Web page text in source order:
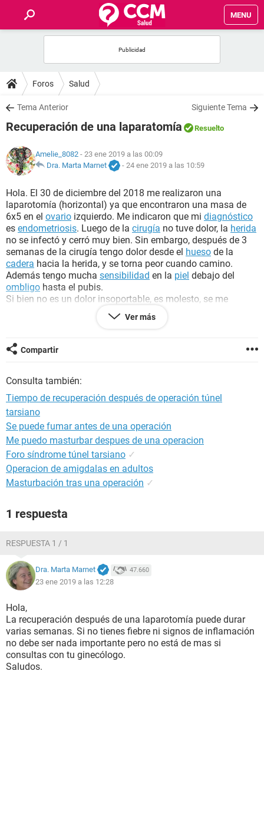
MENU
FOROS
SALUD
FAMILIA
NUTRICIÓN
BIENESTAR
SEXUALIDAD
GLOSARIO
Foros Salud
Tema Anterior Siguiente Tema
Recuperación de una laparatomía Resuelto
Amelie_8082 - 23 ene 2019 a las 00:09
Dra. Marta Marnet
- 24 ene 2019 a las 10:59
Hola. El 30 de diciembre del 2018 me realizaron una
laparotomía (horizontal) ya que encontraron una masa de
6x5 en el ovario izquierdo. Me indicaron que mi diagnóstico
es endometriosis. Luego de la cirugía no tuve dolor, la herida
no se infectó y cerró muy bien. Sin embargo, después de 3
semanas de la cirugía tengo dolor desde el hueso de la
cadera hacia la herida, y se torna peor cuando camino.
Además tengo mucha sensibilidad en la piel debajo del
ombligo hasta el pubis.
Si bien no es un dolor insoportable, es molesto, se me
mucho y me duele.
Tengo temor, no sé si es normal, cuánto tiempo seguiré así,
Gracias por leerme
Ver más
Compartir
Consulta también:
Tiempo de recuperación después de operación túnel
tarsiano
Se puede fumar antes de una operación
Me puedo masturbar despues de una operacion
Foro síndrome túnel tarsiano ✓
Operacion de amigdalas en adultos
Masturbación tras una operación ✓
1 respuesta
RESPUESTA 1 / 1
Dra. Marta Marnet 47.660
23 ene 2019 a las 12:28
Hola,
La recuperación después de una laparotomía puede durar
varias semanas. Si no tienes fiebre ni signos de inflamación
no debe ser nada importante pero no está de mas si
consultas con tu ginecólogo.
Saludos.